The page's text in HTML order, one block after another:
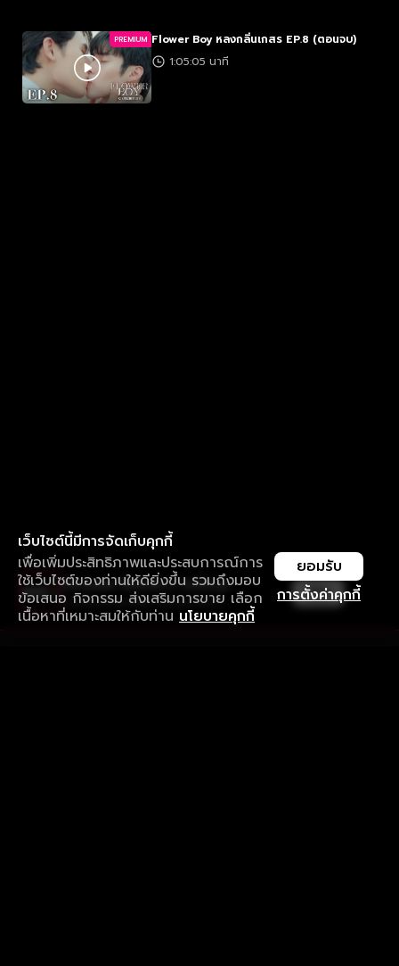
PREMIUM Flower Boy หลงกลิ่นเกสร EP.8 (ตอนจบ)
1:05:05 นาที
เว็บไซต์นี้มีการจัดเก็บคุกกี้
เพื่อเพิ่มประสิทธิภาพและประสบการณ์การ
ใช้เว็บไซต์ของท่านให้ดียิ่งขึ้น รวมถึงมอบ
ข้อเสนอ กิจกรรม ส่งเสริมการขาย เลือก
เนื้อหาที่เหมาะสมให้กับท่าน นโยบายคุกกี้
การตั้งค่าคุกกี้
ยอมรับ
ใช้งานแอป ลื่นไหลกว่า ไม่มีสะดุด
ดาวน์โหลดแอปเพื่อการรับชมที่ดีกว่า เปิด